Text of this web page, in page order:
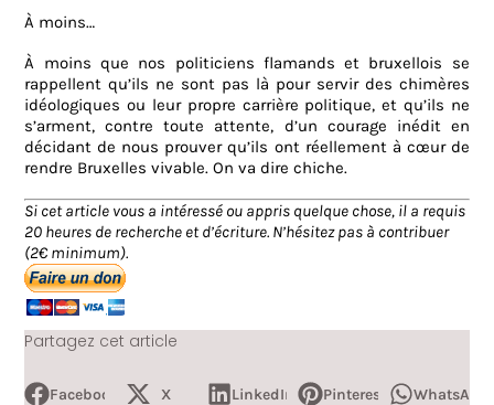
Partagez cet article
À moins…
À moins que nos politiciens flamands et bruxellois se
rappellent qu’ils ne sont pas là pour servir des chimères
idéologiques ou leur propre carrière politique, et qu’ils ne
s’arment, contre toute attente, d’un courage inédit en
décidant de nous prouver qu’ils ont réellement à cœur de
rendre Bruxelles vivable. On va dire chiche.
Si cet article vous a intéressé ou appris quelque chose, il a requis
20 heures de recherche et d’écriture. N’hésitez pas à contribuer
(2€ minimum).
Facebook X LinkedIn Pinterest WhatsApp